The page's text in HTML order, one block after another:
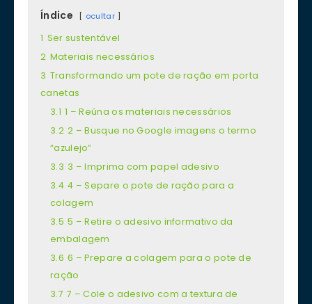
Índice ocultar
1 Ser sustentável
2 Materiais necessários
3 Transformando um pote de ração em porta
canetas
3.1 1 – Reúna os materiais necessários
3.2 2 – Busque no Google imagens o termo
“azulejo”
3.3 3 – Imprima com papel adesivo
3.4 4 – Separe o pote de ração para a
colagem
3.5 5 – Retire o adesivo informativo da
embalagem
3.6 6 – Prepare a colagem para o pote de
ração
3.7 7 – Cole o adesivo com a textura de